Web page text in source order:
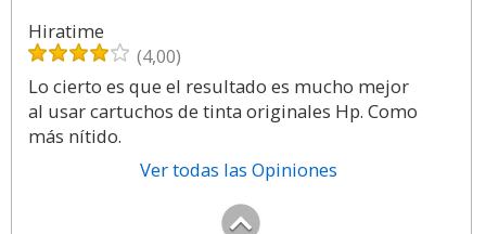
Hiratime
(4,00)
Lo cierto es que el resultado es mucho mejor
al usar cartuchos de tinta originales Hp. Como
más nítido.
Ver todas las Opiniones